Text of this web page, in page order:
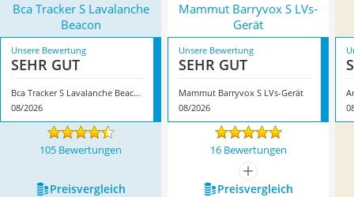
Bca Tracker S Lavalanche
Beacon
Mammut Barryvox S LVs-
Gerät
Unsere Bewertung
SEHR GUT
Bca Tracker S Lavalanche Beacon
08/2026
Unsere Bewertung
SEHR GUT
Mammut Barryvox S LVs-Gerät
08/2026
105 Bewertungen 16 Bewertungen
mehr anzeigen
Preis­vergleich
Preis­vergleich